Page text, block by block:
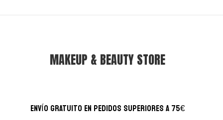
MAKEUP & BEAUTY STORE
ENVÍO GRATUITO EN PEDIDOS SUPERIORES A 75€